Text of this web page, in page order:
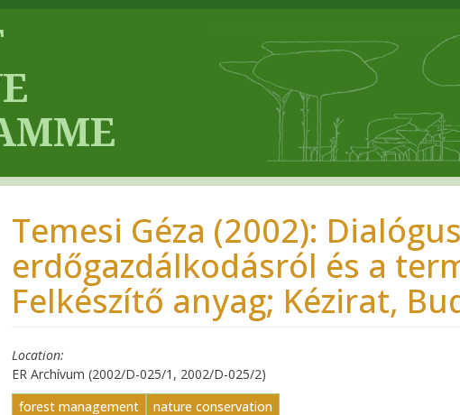
Temesi Géza (2002):
erdőgazdálkodásról és a
Felkészítő anyag; Kézirat,
Location
ER Archívum (2002/D-025/1, 2002/D-025/2)
forest management
nature conservation